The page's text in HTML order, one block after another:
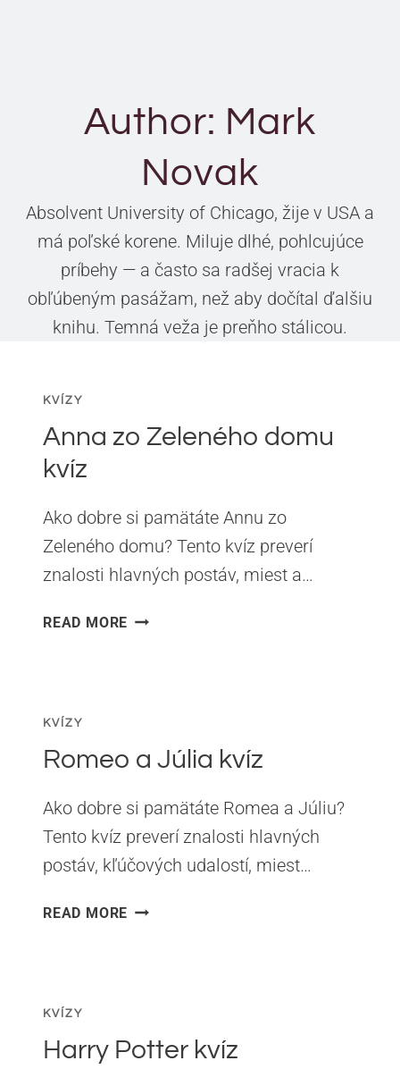
Author: Mark
Novak
Absolvent University of Chicago, žije v USA a
má poľské korene. Miluje dlhé, pohlcujúce
príbehy — a často sa radšej vracia k
obľúbeným pasážam, než aby dočítal ďalšiu
knihu. Temná veža je preňho stálicou.
KVÍZY
Anna zo Zeleného domu
kvíz
Ako dobre si pamätáte Annu zo
Zeleného domu? Tento kvíz preverí
znalosti hlavných postáv, miest a…
READ MORE ANNA
KVÍZY
Romeo a Júlia kvíz
Ako dobre si pamätáte Romea a Júliu?
Tento kvíz preverí znalosti hlavných
postáv, kľúčových udalostí, miest…
READ MORE ROMEO
KVÍZY
Harry Potter kvíz